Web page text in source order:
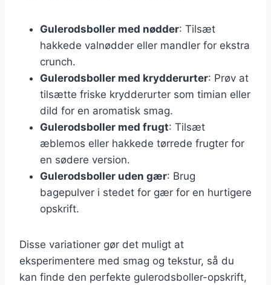
Gulerodsboller med nødder: Tilsæt
hakkede valnødder eller mandler for ekstra
crunch.
Gulerodsboller med krydderurter: Prøv at
tilsætte friske krydderurter som timian eller
dild for en aromatisk smag.
Gulerodsboller med frugt: Tilsæt
æblemos eller hakkede tørrede frugter for
en sødere version.
Gulerodsboller uden gær: Brug
bagepulver i stedet for gær for en hurtigere
opskrift.
Disse variationer gør det muligt at
eksperimentere med smag og tekstur, så du
kan finde den perfekte gulerodsboller-opskrift,